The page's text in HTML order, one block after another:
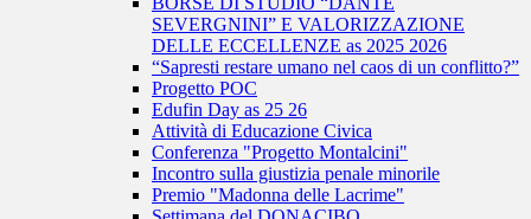
SEVERGNINI” E VALORIZZAZIONE
DELLE ECCELLENZE as 2025 2026
“Sapresti restare umano nel caos di un conflitto?”
Progetto POC
Edufin Day as 25 26
Attività di Educazione Civica
Conferenza "Progetto Montalcini"
Incontro sulla giustizia penale minorile
Premio "Madonna delle Lacrime"